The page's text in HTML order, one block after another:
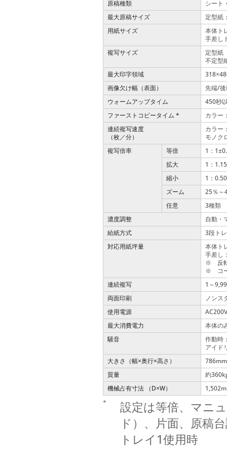
原稿種類
シート
最大原稿サイズ
定型
用紙サイズ
本体ト
手差し
複写サイズ
定型紙
不定型
最大印字領域
318×
画像欠け幅（表面）
先端/
ウォームアップタイム
450秒
ファーストコピータイム *
カラー
連続複写速度
（枚／分）
カラー
モノク
複写倍率
等倍
1：
拡大
1：
縮小
1：
ズーム
25％～
任意
3種類
濃度調整
自動・
給紙方式
3段ト
対応用紙坪量
本体ト
手差し
※ 反転
※ コー
連続複写
1～
両面印刷
ノンス
使用電源
最大消費電力
本体の
騒音
作動時
アイド
大きさ（幅×奥行×高さ）
786mm
質量
約
機械占有寸法 （D×W）
*
設定は等倍、マニ
ド）、片面、原稿
トレイ1使用時